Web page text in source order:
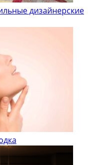
дизайнерские